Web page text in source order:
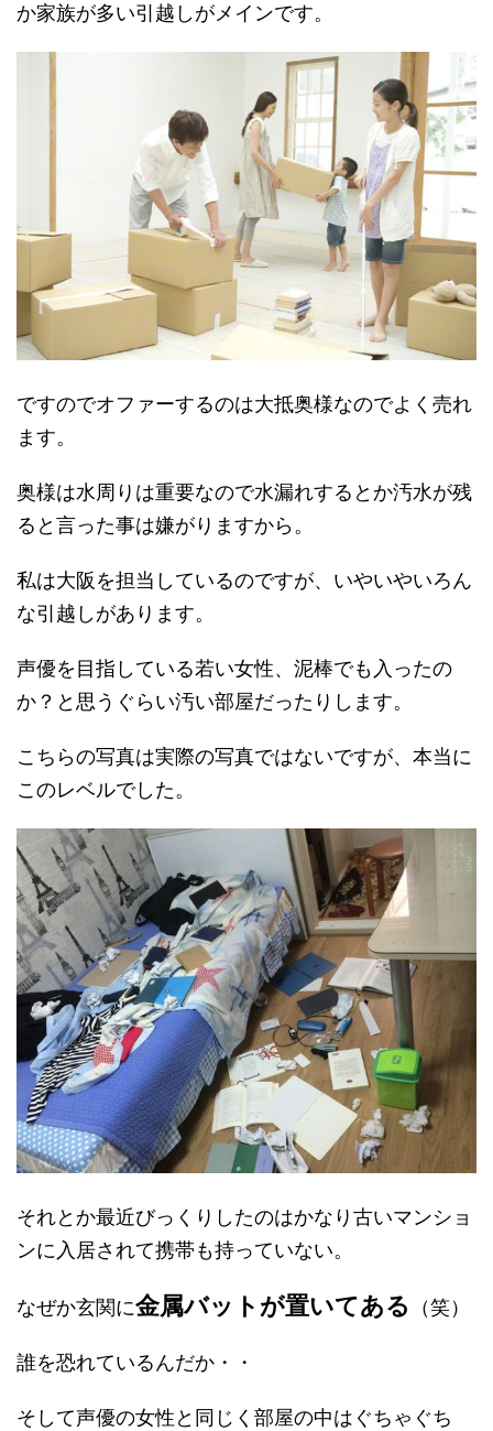
か家族が多い引越しがメインです。
ですのでオファーするのは大抵奥様なのでよく売れ
ます。
奥様は水周りは重要なので水漏れするとか汚水が残
ると言った事は嫌がりますから。
私は大阪を担当しているのですが、いやいやいろん
な引越しがあります。
声優を目指している若い女性、泥棒でも入ったの
か？と思うぐらい汚い部屋だったりします。
こちらの写真は実際の写真ではないですが、本当に
このレベルでした。
それとか最近びっくりしたのはかなり古いマンショ
ンに入居されて携帯も持っていない。
なぜか玄関に金属バットが置いてある （笑）
誰を恐れているんだか・・
そして声優の女性と同じく部屋の中はぐちゃぐち